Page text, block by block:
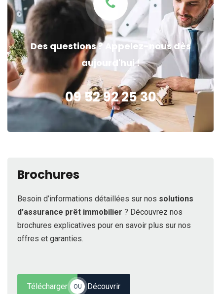
Des questions ? Appelez-nous dès
aujourd'hui !
09 52 92 25 30
Brochures
Besoin d’informations détaillées sur nos solutions
d’assurance prêt immobilier ? Découvrez nos
brochures explicatives pour en savoir plus sur nos
offres et garanties.
Télécharger OU Découvrir